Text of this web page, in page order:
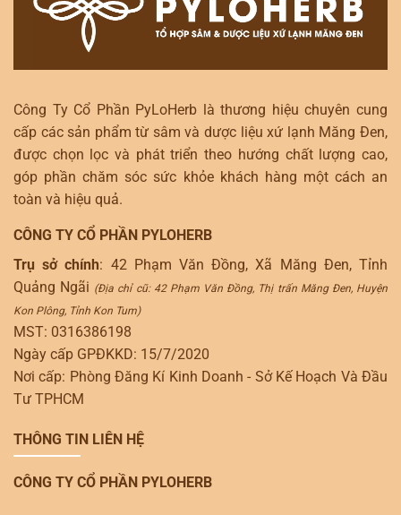
Công Ty Cổ Phần PyLoHerb là thương hiệu chuyên cung
cấp các sản phẩm từ sâm và dược liệu xứ lạnh Măng Đen,
được chọn lọc và phát triển theo hướng chất lượng cao,
góp phần chăm sóc sức khỏe khách hàng một cách an
toàn và hiệu quả.
CÔNG TY CỔ PHẦN PYLOHERB
Trụ sở chính: 42 Phạm Văn Đồng, Xã Măng Đen, Tỉnh
Quảng Ngãi (Địa chỉ cũ: 42 Phạm Văn Đồng, Thị trấn Măng Đen, Huyện
Kon Plông, Tỉnh Kon Tum)
MST: 0316386198
Ngày cấp GPĐKKD: 15/7/2020
Nơi cấp: Phòng Đăng Kí Kinh Doanh - Sở Kế Hoạch Và Đầu
Tư TPHCM
THÔNG TIN LIÊN HỆ
CÔNG TY CỔ PHẦN PYLOHERB